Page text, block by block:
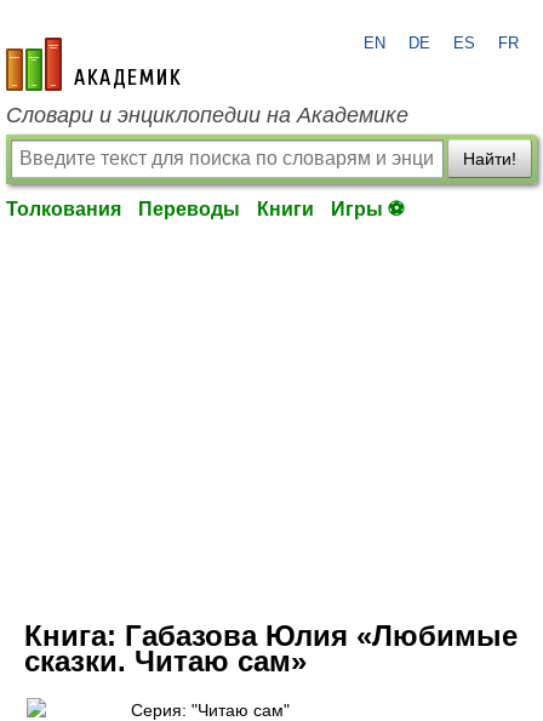
academic.ru
EN DE ES FR
Словари и энциклопедии на Академике
Найти!
Толкования Переводы Книги Игры ⚽
Книга: Габазова Юлия «Любимые
сказки. Читаю сам»
Серия: "Читаю сам"